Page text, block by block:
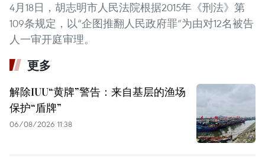
4月18日，胡志明市人民法院根据2015年《刑法》第
109条规定，以“企图推翻人民政府罪”为由对12名被告
人一审开庭审理。
更多
解除IUU“黄牌”警告：来自基层的渔场
保护“盾牌”
06/08/2026 11:38